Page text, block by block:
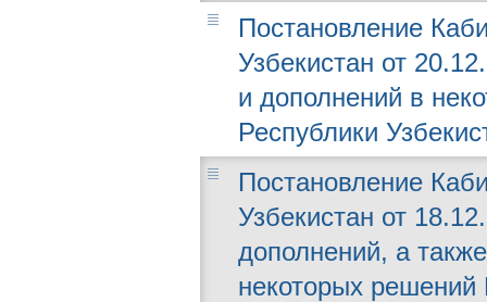
Постановление
Узбекистан от
и дополнений в
Республики
Постановление
Узбекистан от
дополнений, а
некоторых решений